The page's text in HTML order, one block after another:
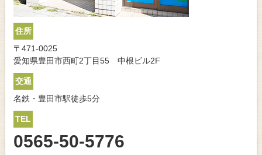
住所
〒471-0025
愛知県豊田市西町2丁目55 中根ビル2F
交通
名鉄・豊田市駅徒歩5分
TEL
0565-50-5776